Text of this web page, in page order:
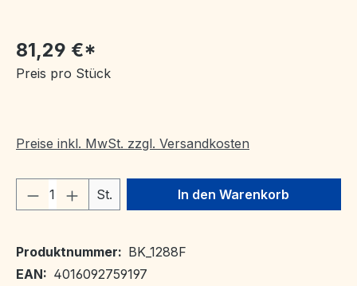
81,29 €*
Preis pro Stück
Preise inkl. MwSt. zzgl. Versandkosten
Produkt Anzahl: Gib den
St. In den Warenkorb
Produktnummer: BK_1288F
EAN: 4016092759197